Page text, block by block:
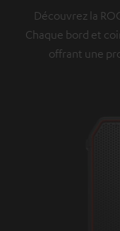
transmises à
apprendrez
Découvrez la
Chaque bord et
offrant une